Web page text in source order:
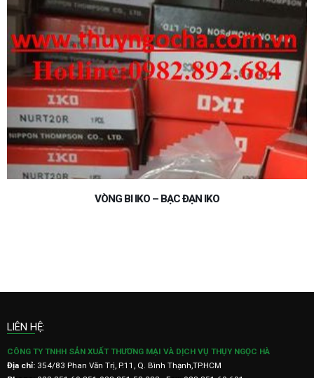
VÒNG BI IKO – BẠC ĐẠN IKO
LIÊN HỆ:
CÔNG TY TNHH SẢN XUẤT THƯƠNG MẠI VÀ DỊCH VỤ THỤY NGỌC HÀ
Địa chỉ:
354/83 Phan Văn Trị, P.11, Q. Bình Thạnh,TP.HCM